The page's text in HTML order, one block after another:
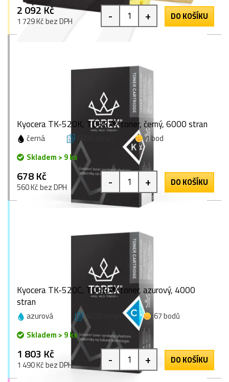
2 092 Kč
1 729 Kč bez DPH - + DO KOŠÍKU
Kyocera TK-520K, TOREX® toner, černý, 6000 stran
černá 6000 stran
1 bod
Skladem > 9 ks
678 Kč
560 Kč bez DPH - + DO KOŠÍKU
Kyocera TK-520C, TOREX® toner, azurový, 4000
stran
azurová 4000 stran
67 bodů
Skladem > 9 ks
1 803 Kč
1 490 Kč bez DPH - + DO KOŠÍKU